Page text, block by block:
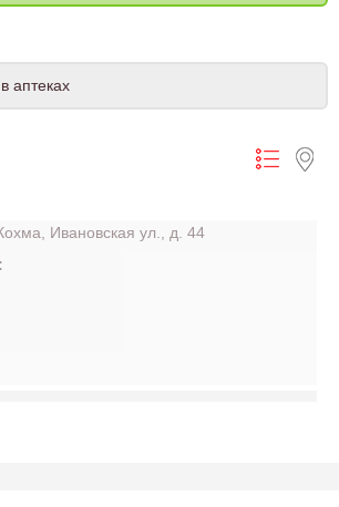
аптеках
Ивановская ул., д. 44